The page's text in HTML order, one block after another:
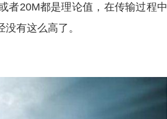
者20M都是理论值，在传输过程中
有这么高了。